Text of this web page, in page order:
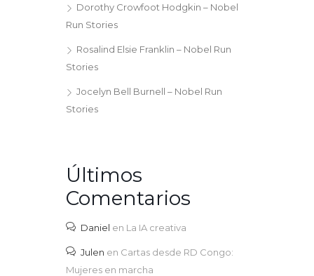
Dorothy Crowfoot Hodgkin – Nobel
Run Stories
Rosalind Elsie Franklin – Nobel Run
Stories
Jocelyn Bell Burnell – Nobel Run
Stories
Últimos
Comentarios
Daniel en La IA creativa
Julen en Cartas desde RD Congo:
Mujeres en marcha